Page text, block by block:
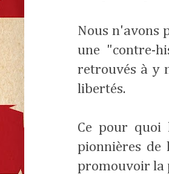
Nous n'avons
une "contre-
retrouvés à y
libertés.
Ce pour quoi
pionnières de
promouvoir la